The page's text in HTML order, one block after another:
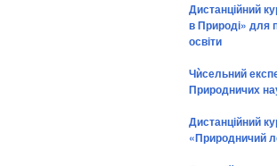
Дистанційний
в Природі» для
освіти
Чѝсельний
Природничих
Дистанційний
«Природничий